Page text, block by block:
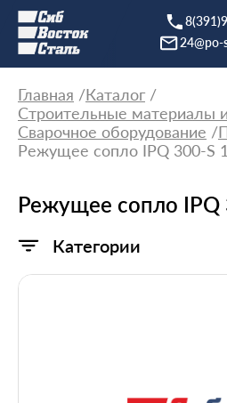
24@po-
Главная
Каталог
Строительные материалы
Сварочное оборудование
Режущее сопло IPQ 300-S
Режущее сопло IPQ
Категории